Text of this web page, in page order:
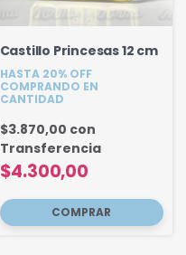
Castillo Princesas 12 cm
HASTA 20% OFF
COMPRANDO EN
CANTIDAD
$4.300,00
$3.870,00 con
Transferencia